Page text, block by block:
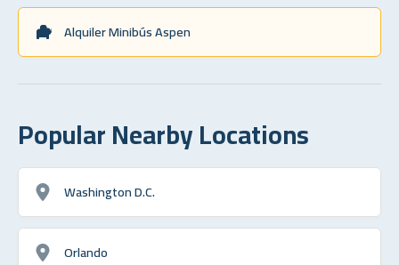
Alquiler Minibús Aspen
Popular Nearby Locations
Washington D.C.
Orlando